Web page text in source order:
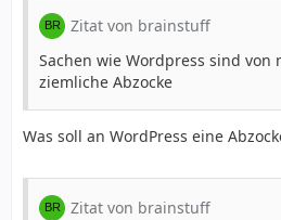
Zitat von brainstuff
Sachen wie Wordpress sind von
ziemliche Abzocke
Was soll an WordPress eine
Zitat von brainstuff